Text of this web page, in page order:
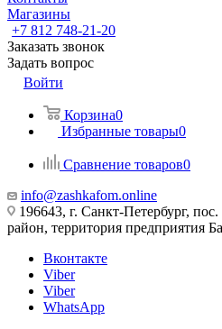
Магазины
+7 812 748-21-20
Заказать звонок
Задать вопрос
Войти
Корзина0
Избранные товары0
Сравнение товаров0
info@zashkafom.online
196643, г. Санкт-Петербург,
район, территория предприятия
Вконтакте
Viber
Viber
WhatsApp